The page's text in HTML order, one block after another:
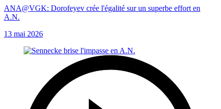
ANA@VGK: Dorofeyev crée l'égalité sur un superbe effort en
A.N.
13 mai 2026